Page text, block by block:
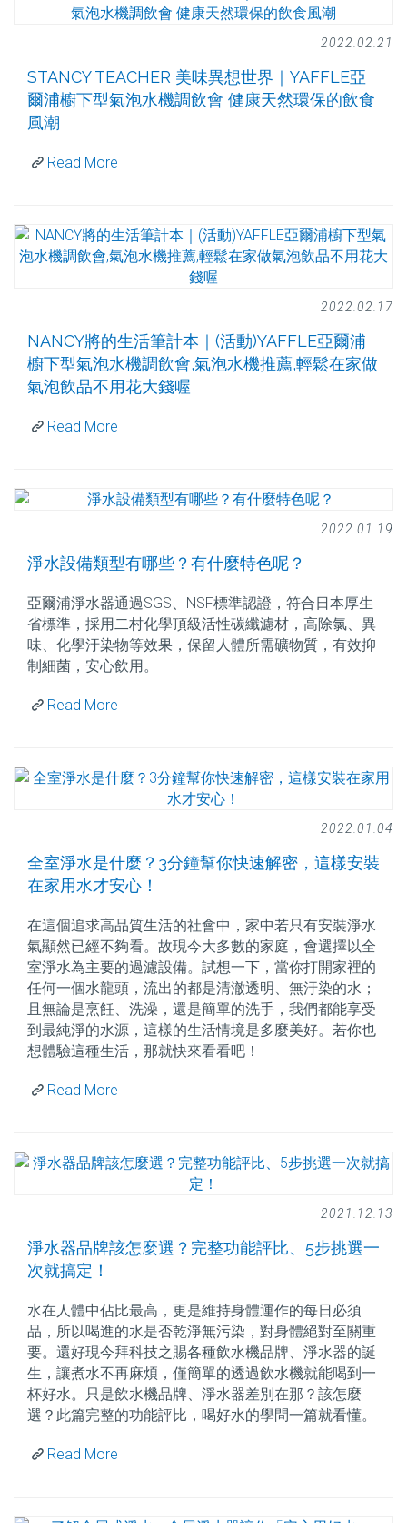
2022.02.21
STANCY TEACHER 美味異想世界｜YAFFLE亞
爾浦櫥下型氣泡水機調飲會 健康天然環保的飲食
風潮
Read More
2022.02.17
NANCY將的生活筆計本｜(活動)YAFFLE亞爾浦
櫥下型氣泡水機調飲會,氣泡水機推薦,輕鬆在家做
氣泡飲品不用花大錢喔
Read More
2022.01.19
淨水設備類型有哪些？有什麼特色呢？
亞爾浦淨水器通過SGS、NSF標準認證，符合日本厚生
省標準，採用二村化學頂級活性碳纖濾材，高除氯、異
味、化學汙染物等效果，保留人體所需礦物質，有效抑
制細菌，安心飲用。
Read More
2022.01.04
全室淨水是什麼？3分鐘幫你快速解密，這樣安裝
在家用水才安心！
在這個追求高品質生活的社會中，家中若只有安裝淨水
氣顯然已經不夠看。故現今大多數的家庭，會選擇以全
室淨水為主要的過濾設備。試想一下，當你打開家裡的
任何一個水龍頭，流出的都是清澈透明、無汙染的水；
且無論是烹飪、洗澡，還是簡單的洗手，我們都能享受
到最純淨的水源，這樣的生活情境是多麼美好。若你也
想體驗這種生活，那就快來看看吧！
Read More
2021.12.13
淨水器品牌該怎麼選？完整功能評比、5步挑選一
次就搞定！
水在人體中佔比最高，更是維持身體運作的每日必須
品，所以喝進的水是否乾淨無污染，對身體絕對至關重
要。還好現今拜科技之賜各種飲水機品牌、淨水器的誕
生，讓煮水不再麻煩，僅簡單的透過飲水機就能喝到一
杯好水。只是飲水機品牌、淨水器差別在那？該怎麼
選？此篇完整的功能評比，喝好水的學問一篇就看懂。
Read More